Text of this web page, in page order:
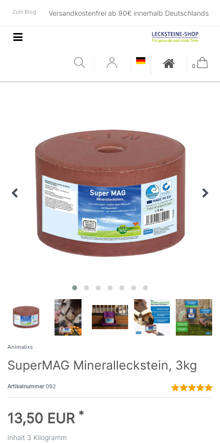
Zum Blog Versandkostenfrei ab 90€ innerhalb Deutschlands
0
Animalixs
SuperMAG Mineralleckstein, 3kg
Artikelnummer092
13,50 EUR *
Inhalt 3 Kilogramm